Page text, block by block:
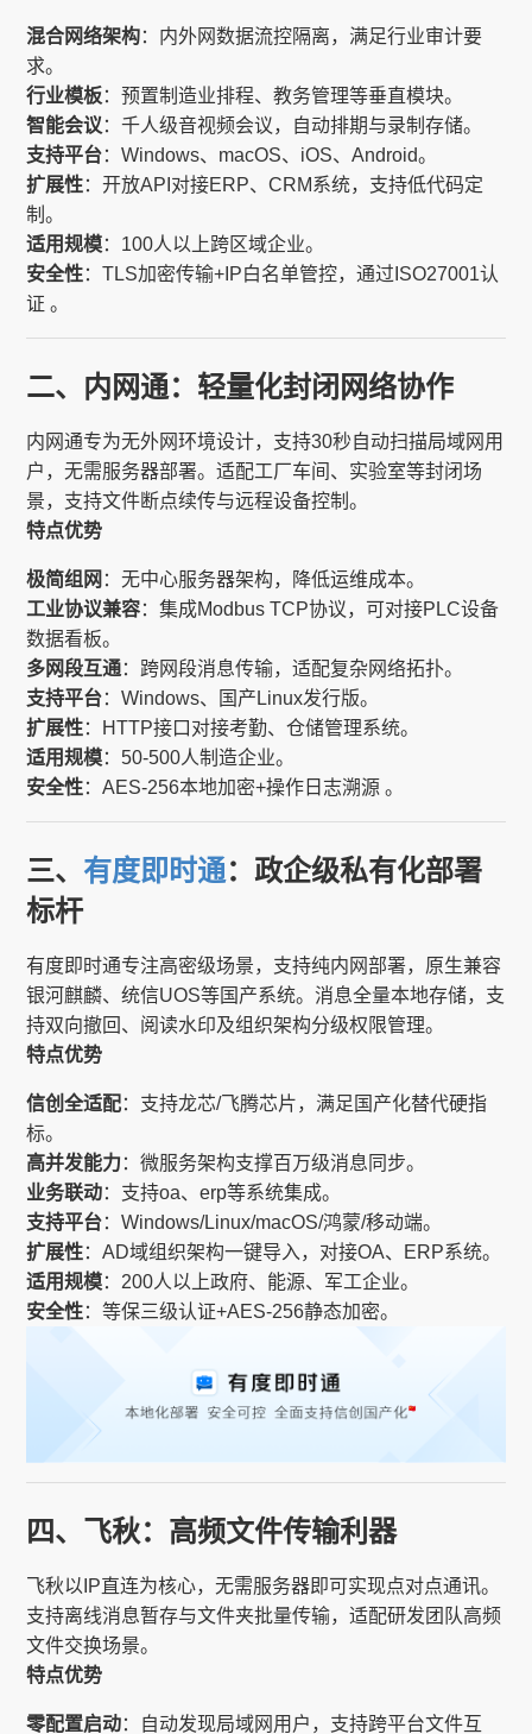
混合网络架构：内外网数据流控隔离，满足行业审计要
求。
行业模板：预置制造业排程、教务管理等垂直模块。
智能会议 ：千人级音视频会议，自动排期与录制存储。
支持平台：Windows、macOS、iOS、Android。
扩展性：开放API对接ERP、CRM系统，支持低代码定
制。
适用规模：100人以上跨区域企业。
安全性：TLS加密传输+IP白名单管控，通过ISO27001认
证 。
二、内网通：轻量化封闭网络协作
内网通专为无外网环境设计，支持30秒自动扫描局域网用
户，无需服务器部署。适配工厂车间、实验室等封闭场
景，支持文件断点续传与远程设备控制。
特点优势
极简组网 ：无中心服务器架构，降低运维成本。
工业协议兼容：集成Modbus TCP协议，可对接PLC设备
数据看板。
多网段互通：跨网段消息传输，适配复杂网络拓扑。
支持平台：Windows、国产Linux发行版。
扩展性：HTTP接口对接考勤、仓储管理系统。
适用规模：50-500人制造企业。
安全性：AES-256本地加密+操作日志溯源 。
三、 有度即时通：政企级私有化部署
标杆
有度即时通专注高密级场景，支持纯内网部署，原生兼容
银河麒麟、统信UOS等国产系统。消息全量本地存储，支
持双向撤回、阅读水印及组织架构分级权限管理。
特点优势
信创全适配：支持龙芯/飞腾芯片，满足国产化替代硬指
标。
高并发能力：微服务架构支撑百万级消息同步。
业务联动：支持oa、erp等系统集成。
支持平台：Windows/Linux/macOS/鸿蒙/移动端。
扩展性：AD域组织架构一键导入，对接OA、ERP系统。
适用规模：200人以上政府、能源、军工企业。
安全性：等保三级认证+AES-256静态加密。
四、飞秋：高频文件传输利器
飞秋以IP直连为核心，无需服务器即可实现点对点通讯。
支持离线消息暂存与文件夹批量传输，适配研发团队高频
文件交换场景。
特点优势
零配置启动：自动发现局域网用户，支持跨平台文件互